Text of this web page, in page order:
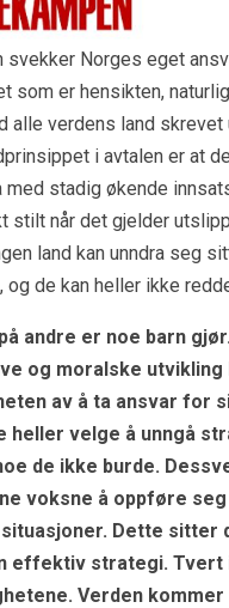
svekker Norges eget
som er hensikten,
alle verdens land skrevet
i avtalen er at
stadig økende
stilt når det gjelder
land kan unndra seg
og de kan heller ikke
andre er noe barn
og moralske utvikling
av å ta ansvar for
heller velge å unngå
de ikke burde.
voksne å oppføre
Dette sitter
effektiv strategi.
Verden